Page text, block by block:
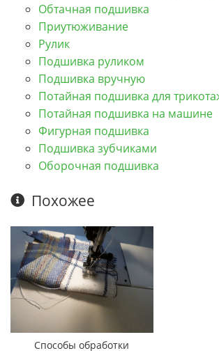
Обтачная подшивка
Приутюживание
Рулик
Подшивка руликом
Подшивка вручную
Потайная подшивка для
Потайная подшивка на машине
Фигурная подшивка
Подшивка зубчиками
Оборочная подшивка
Похожее
Способы обработки